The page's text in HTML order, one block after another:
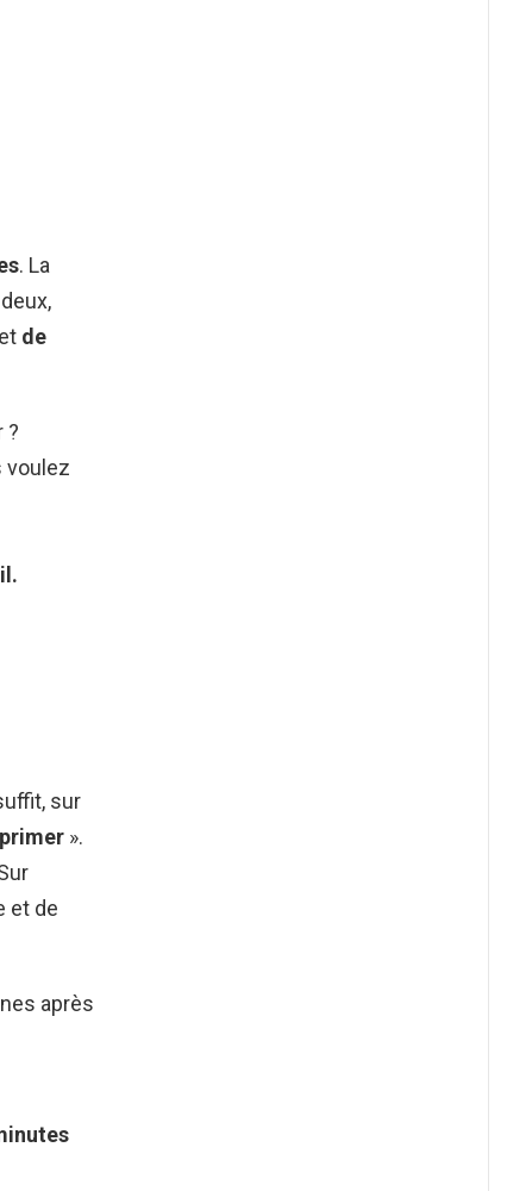
. La
deux,
et de
?
voulez
sur
».
et de
après